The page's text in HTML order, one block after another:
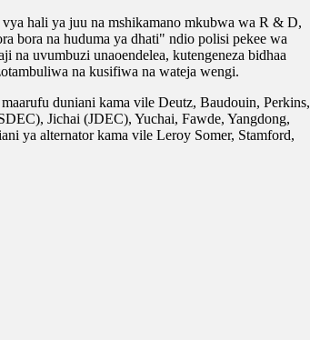
hali ya juu na mshikamano mkubwa wa R & D,
bora na huduma ya dhati" ndio polisi pekee wa
uvumbuzi unaoendelea, kutengeneza bidhaa
na kusifiwa na wateja wengi.
duniani kama vile Deutz, Baudouin, Perkins,
Jichai (JDEC), Yuchai, Fawde, Yangdong,
ya alternator kama vile Leroy Somer, Stamford,